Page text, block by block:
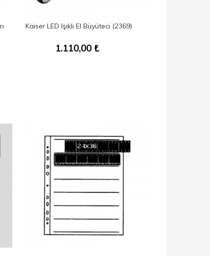
Kaiser LED Işıklı El Büyüteci (2369)
1.110,00₺